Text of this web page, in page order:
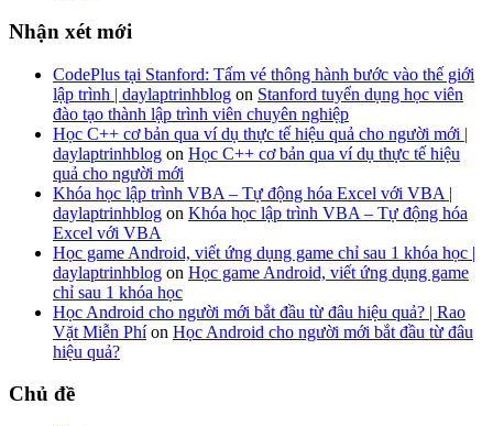
Nhận xét mới
CodePlus tại Stanford: Tấm vé thông hành bước vào thế giới
lập trình | daylaptrinhblog on Stanford tuyển dụng học viên
đào tạo thành lập trình viên chuyên nghiệp
Học C++ cơ bản qua ví dụ thực tế hiệu quả cho người mới |
daylaptrinhblog on Học C++ cơ bản qua ví dụ thực tế hiệu
quả cho người mới
Khóa học lập trình VBA – Tự động hóa Excel với VBA |
daylaptrinhblog on Khóa học lập trình VBA – Tự động hóa
Excel với VBA
Học game Android, viết ứng dụng game chỉ sau 1 khóa học |
daylaptrinhblog on Học game Android, viết ứng dụng game
chỉ sau 1 khóa học
Học Android cho người mới bắt đầu từ đâu hiệu quả? | Rao
Vặt Miễn Phíon Học Android cho người mới bắt đầu từ đâu
hiệu quả?
Chủ đề